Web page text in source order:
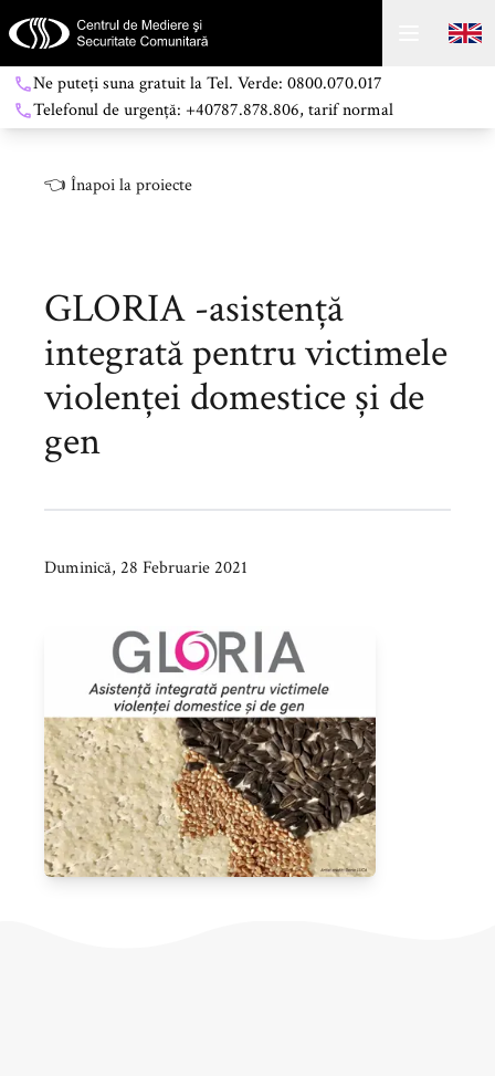
Ne puteți suna gratuit la Tel. Verde: 0800.070.017
Telefonul de urgență: +40787.878.806, tarif normal
👈 Înapoi la proiecte
GLORIA -asistență
integrată pentru victimele
violenței domestice și de
gen
Duminică, 28 Februarie 2021